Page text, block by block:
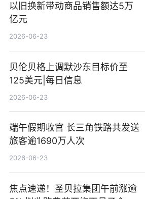
以旧换新带动商品销售额达5万
亿元
2026-06-23
贝伦贝格上调默沙东目标价至
125美元|每日信息
2026-06-23
端午假期收官 长三角铁路共发送
旅客逾1690万人次
2026-06-23
焦点速递！圣贝拉集团午前涨逾